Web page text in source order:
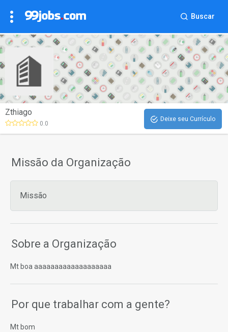
Buscar
Zthiago
0.0
Deixe seu Currículo
Missão da Organização
Missão
Sobre a Organização
Mt boa aaaaaaaaaaaaaaaaaaa
Por que trabalhar com a gente?
Mt bom